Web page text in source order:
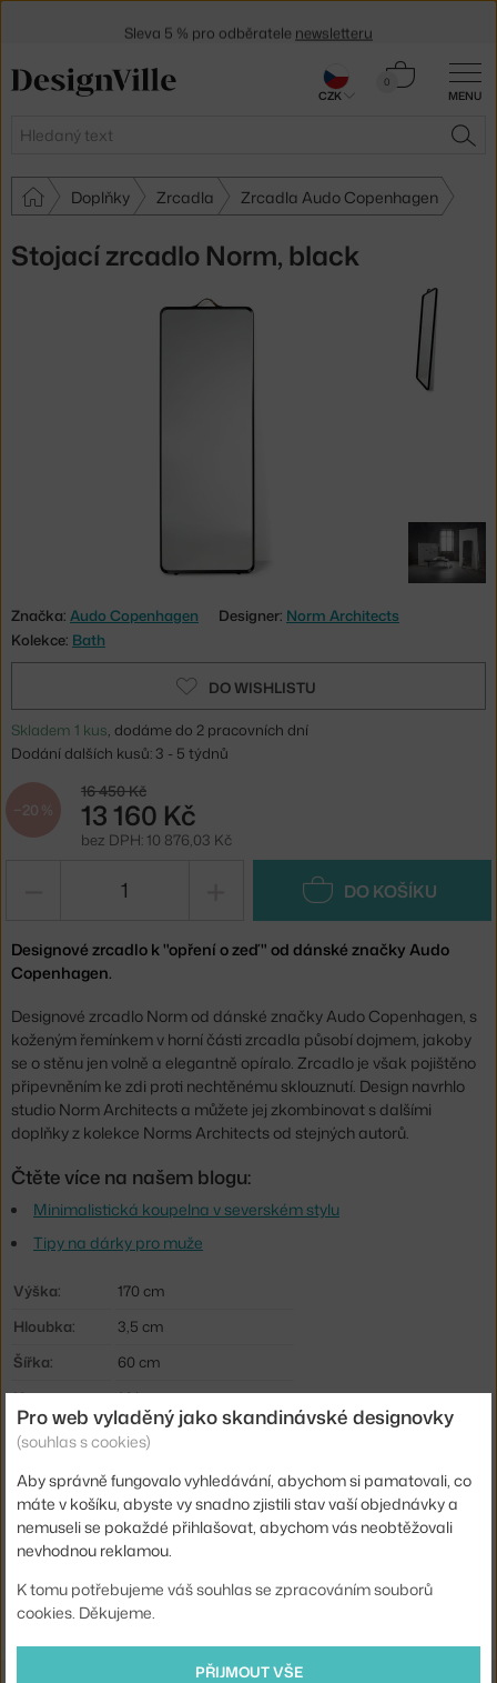
MENU
Hledat
0
Košík
Doplňky Zrcadla Zrcadla Audo Copenhagen
Stojací zrcadlo Norm, black
Značka: Audo Copenhagen Designer: Norm Architects
Kolekce: Bath
DO WISHLISTU
Skladem 1 kus, dodáme do 2 pracovních dní
Dodání dalších kusů: 3 - 5 týdnů
−20 %
16 450 Kč
13 160 Kč
bez DPH: 10 876,03 Kč
DO KOŠÍKU
Designové zrcadlo k "opření o zeď" od dánské značky Audo
Copenhagen.
Designové zrcadlo Norm od dánské značky Audo Copenhagen, s
koženým řemínkem v horní části zrcadla působí dojmem, jakoby
se o stěnu jen volně a elegantně opíralo. Zrcadlo je však pojištěno
připevněním ke zdi proti nechtěnému sklouznutí. Design navrhlo
studio Norm Architects a můžete jej zkombinovat s dalšími
doplňky z kolekce Norms Architects od stejných autorů.
Čtěte více na našem blogu:
Minimalistická koupelna v severském stylu
Tipy na dárky pro muže
Výška:
170 cm
Hloubka:
3,5 cm
Šířka:
60 cm
Hmotnost:
14 kg
Barva:
černá
Kód produktu AUD-71018-000359
5709262959525
Ste zo Slovenska? Prejdite naStojacie zrkadlo Norm, black
Shopping from the EU? Switch to
Sleva 5 % pro odběratele newsletteru
30 dní na vrácení zboží
CZK
Pro web vyladěný jako skandinávské designovky
(souhlas s cookies)
Aby správně fungovalo vyhledávání, abychom si pamatovali, co
máte v košíku, abyste vy snadno zjistili stav vaší objednávky a
nemuseli se pokaždé přihlašovat, abychom vás neobtěžovali
nevhodnou reklamou.
K tomu potřebujeme váš souhlas se zpracováním souborů
cookies. Děkujeme.
PŘIJMOUT VŠE